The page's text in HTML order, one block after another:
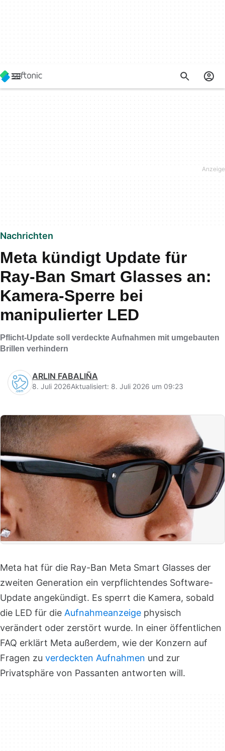
Nachrichten
Meta kündigt Update für
Ray-Ban Smart Glasses an:
Kamera-Sperre bei
manipulierter LED
Pflicht-Update soll verdeckte Aufnahmen mit umgebauten
Brillen verhindern
ARLIN FABALIÑA
8. Juli 2026Aktualisiert: 8. Juli 2026 um 09:23
Meta hat für die Ray-Ban Meta Smart Glasses der
zweiten Generation ein verpflichtendes Software-
Update angekündigt. Es sperrt die Kamera, sobald
die LED für die Aufnahmeanzeige physisch
verändert oder zerstört wurde. In einer öffentlichen
FAQ erklärt Meta außerdem, wie der Konzern auf
Fragen zu verdeckten Aufnahmen und zur
Privatsphäre von Passanten antworten will.